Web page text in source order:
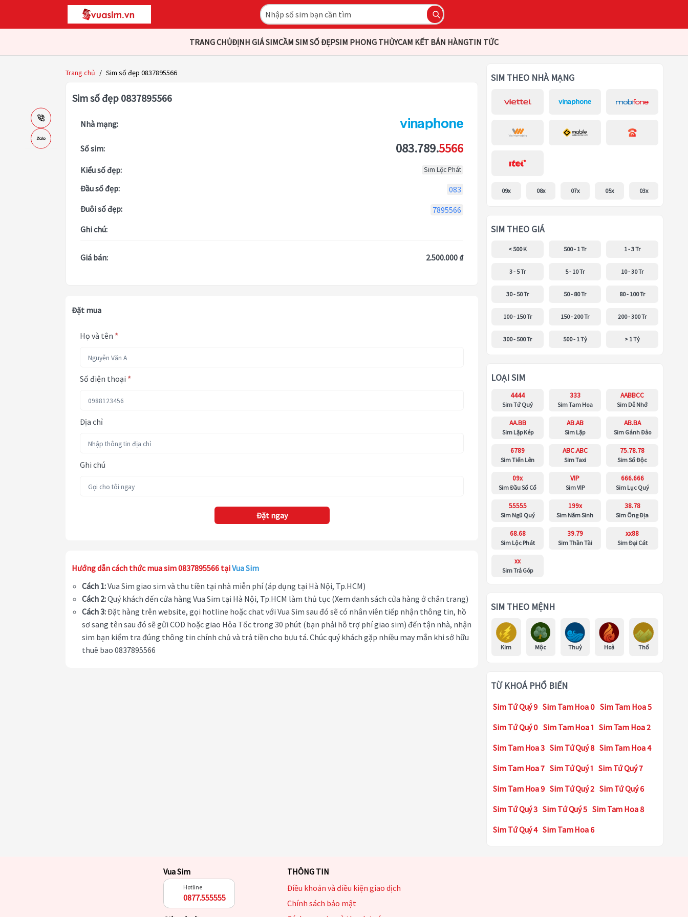
TRANG CHỦĐỊNH GIÁ SIMCẦM SIM SỐ ĐẸPSIM PHONG THỦYCAM KẾT BÁN HÀNGTIN TỨC
Trang chủ / Sim số đẹp 0837895566
Sim số đẹp 0837895566
Nhà mạng:
Số sim: 083.789.5566
Kiểu số đẹp: Sim Lộc Phát
Đầu số đẹp:
083
Đuôi số đẹp:
7895566
Ghi chú:
Giá bán: 2.500.000 ₫
Đặt mua
Họ và tên *
Số điện thoại *
Địa chỉ
Ghi chú
Đặt ngay
Hướng dẫn cách thức mua sim 0837895566 tạiVua Sim
Cách 1:Vua Sim giao sim và thu tiền tại nhà miễn phí (áp dụng tại Hà Nội, Tp.HCM)
Cách 2:Quý khách đến cửa hàng Vua Sim tại Hà Nội, Tp.HCM làm thủ tục (Xem danh sách cửa hàng ở chân trang)
Cách 3:Đặt hàng trên website, gọi hotline hoặc chat với Vua Sim sau đó sẽ có nhân viên tiếp nhận thông tin, hồ
sơ sang tên sau đó sẽ gửi COD hoặc giao Hỏa Tốc trong 30 phút (bạn phải hỗ trợ phí giao sim) đến tận nhà, nhận
sim bạn kiểm tra đúng thông tin chính chủ và trả tiền cho bưu tá. Chúc quý khách gặp nhiều may mắn khi sở hữu
thuê bao 0837895566
SIM THEO NHÀ MẠNG
09x 08x 07x 05x 03x
SIM THEO GIÁ
< 500 K 500 - 1 Tr 1 - 3 Tr
3 - 5 Tr 5 - 10 Tr 10 - 30 Tr
30 - 50 Tr 50 - 80 Tr 80 - 100 Tr
100 - 150 Tr 150 - 200 Tr 200 - 300 Tr
300 - 500 Tr 500 - 1 Tỷ > 1 Tỷ
LOẠI SIM
4444
Sim Tứ Quý
333
Sim Tam Hoa
AABBCC
Sim Dễ Nhớ
AA.BB
Sim Lặp Kép
AB.AB
Sim Lặp
AB.BA
Sim Gánh Đảo
6789
Sim Tiến Lên
ABC.ABC
Sim Taxi
75.78.78
Sim Số Độc
09x
Sim Đầu Số Cổ
VIP
Sim VIP
666.666
Sim Lục Quý
55555
Sim Ngũ Quý
199x
Sim Năm Sinh
38.78
Sim Ông Địa
68.68
Sim Lộc Phát
39.79
Sim Thần Tài
xx88
Sim Đại Cát
xx
Sim Trả Góp
SIM THEO MỆNH
Kim Mộc Thuỷ Hoả Thổ
TỪ KHOÁ PHỔ BIẾN
Sim Tứ Quý 9 Sim Tam Hoa 0 Sim Tam Hoa 5
Sim Tứ Quý 0 Sim Tam Hoa 1 Sim Tam Hoa 2
Sim Tam Hoa 3 Sim Tứ Quý 8 Sim Tam Hoa 4
Sim Tam Hoa 7 Sim Tứ Quý 1 Sim Tứ Quý 7
Sim Tam Hoa 9 Sim Tứ Quý 2 Sim Tứ Quý 6
Sim Tứ Quý 3 Sim Tứ Quý 5 Sim Tam Hoa 8
Sim Tứ Quý 4 Sim Tam Hoa 6
Vua Sim
Hotline
0877.555555
THÔNG TIN
Điều khoản và điều kiện giao dịch
Chính sách bảo mật